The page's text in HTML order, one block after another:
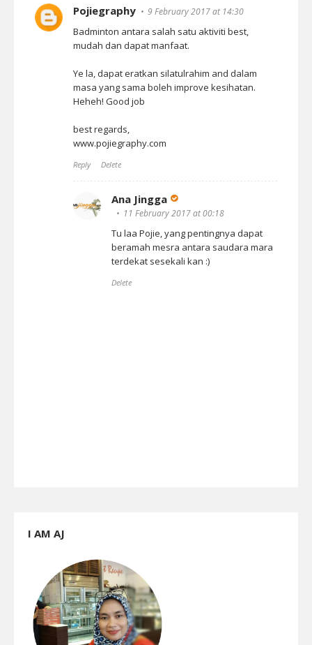
Pojiegraphy 9 February 2017 at 14:30
Badminton antara salah satu aktiviti best,
mudah dan dapat manfaat.
Ye la, dapat eratkan silatulrahim and dalam
masa yang sama boleh improve kesihatan.
Heheh! Good job
best regards,
www.pojiegraphy.com
Reply Delete
Ana Jingga
11 February 2017 at 00:18
Tu laa Pojie, yang pentingnya dapat
beramah mesra antara saudara mara
terdekat sesekali kan :)
Delete
I AM AJ